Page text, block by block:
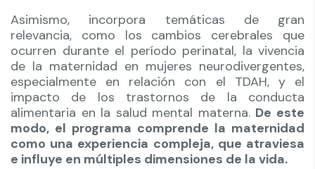
Asimismo, incorpora temáticas de gran
relevancia, como los cambios cerebrales que
ocurren durante el período perinatal, la vivencia
de la maternidad en mujeres neurodivergentes,
especialmente en relación con el TDAH, y el
impacto de los trastornos de la conducta
alimentaria en la salud mental materna. De este
modo, el programa comprende la maternidad
como una experiencia compleja, que atraviesa
e influye en múltiples dimensiones de la vida.